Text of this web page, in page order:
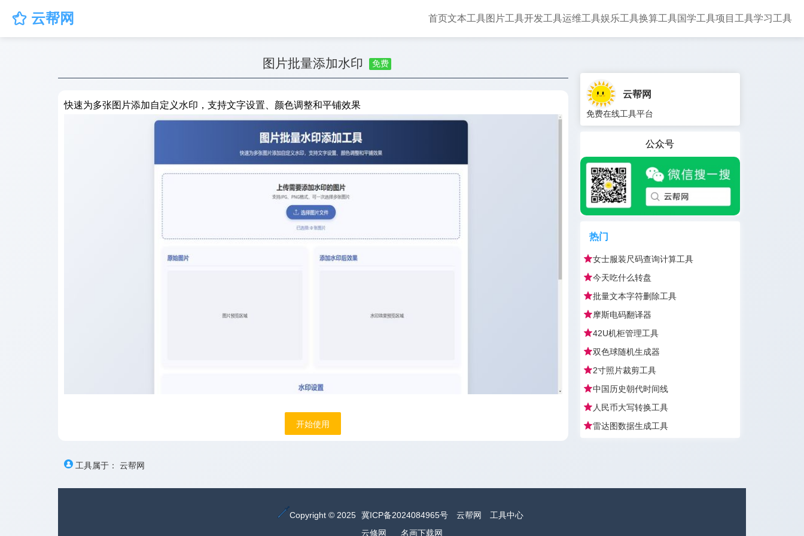
 云帮网 首页文本工具图片工具开发工具运维工具娱乐工具换算工具国学工具项目工具学习工具
图片批量添加水印 免费
快速为多张图片添加自定义水印，支持文字设置、颜色调整和平铺效果
开始使用
工具属于： 云帮网
云帮网
免费在线工具平台
公众号
热门
女士服装尺码查询计算工具
今天吃什么转盘
批量文本字符删除工具
摩斯电码翻译器
42U机柜管理工具
双色球随机生成器
2寸照片裁剪工具
中国历史朝代时间线
人民币大写转换工具
雷达图数据生成工具
Copyright © 2025 冀ICP备2024084965号 云帮网
工具中心
云修网
名画下载网